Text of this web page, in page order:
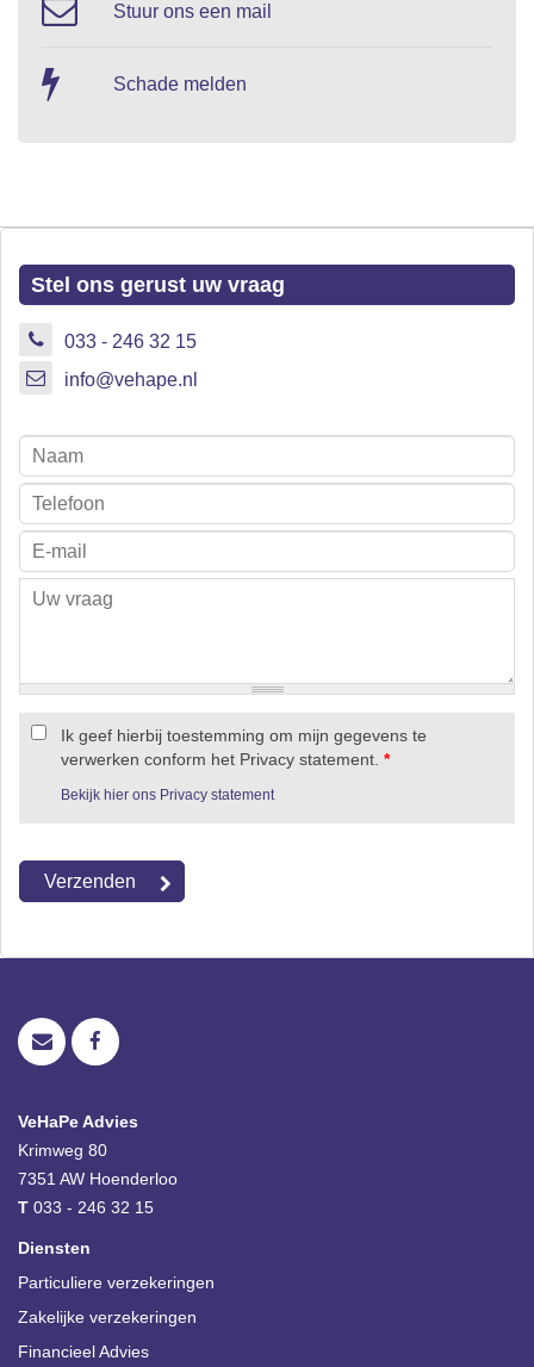
Stuur ons een mail
Schade melden
Stel ons gerust uw vraag
033 - 246 32 15
info@vehape.nl
Ik geef hierbij toestemming om mijn gegevens te
verwerken conform het Privacy statement. *
Bekijk hier ons Privacy statement
VeHaPe Advies
Krimweg 80
7351 AW Hoenderloo
T 033 - 246 32 15
Diensten
Particuliere verzekeringen
Zakelijke verzekeringen
Financieel Advies